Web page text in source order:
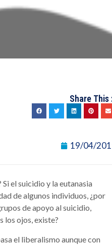
Share This
19/04/
el suicidio y la eutanasia
de algunos individuos, ¿por
de apoyo al suicidio,
los ojos, existe?
el liberalismo aunque con